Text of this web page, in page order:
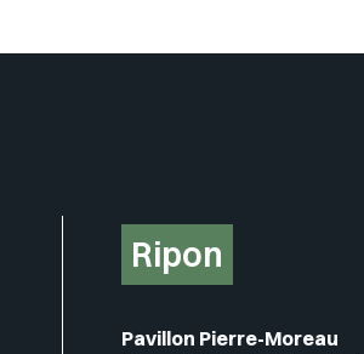
Ripon
Pavillon Pierre-Moreau